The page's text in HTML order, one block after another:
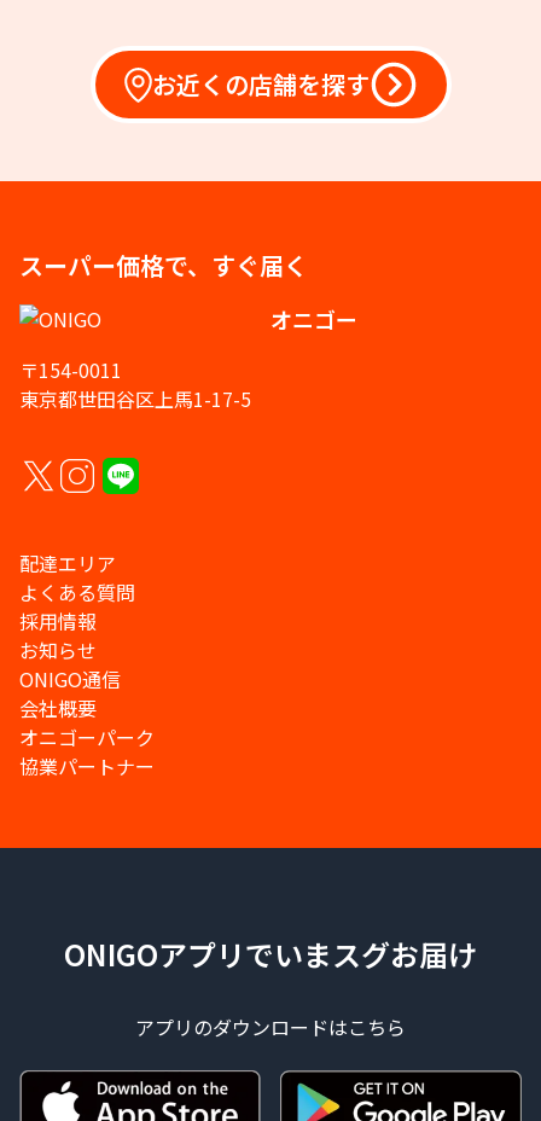
お近くの店舗を探す
スーパー価格で、すぐ届く
オニゴー
〒154-0011
東京都世田谷区上馬1-17-5
配達エリア
よくある質問
採用情報
お知らせ
ONIGO通信
会社概要
オニゴーパーク
協業パートナー
ONIGOアプリでいまスグお届け
アプリのダウンロードはこちら